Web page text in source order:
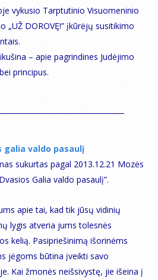
vykusio Tarptutinio Visuomeninio
„UŽ DOROVĘ!” įkūrėjų susitikimo
– apie pagrindines Judėjimo
principus.
galia valdo pasaulį
sukurtas pagal 2013.12.21 Mozės
Galia valdo pasaulį”.
apie tai, kad tik jūsų vidinių
lygis atveria jums tolesnės
kelią. Pasipriešinimą išorinėms
jėgoms būtina įveikti savo
Kai žmonės neišsivystę, jie išeina į